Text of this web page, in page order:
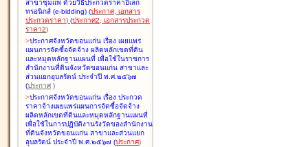
สาขาชุมแพ ด้วยวิธีประกวดราคาอิเล็ก
ทรอนิกส์ (e-bidding) (ประกาศ, เอกสาร
ประกวดราคา) (ประกาศ2, เอกสารประกวด
ราคา2)
>ประกาศจังหวัดขอนแก่น เรื่อง เผยแพร่
แผนการจัดซื้อจัดจ้าง ผลิตหลักเขตที่ดิน
และหมุดหลักฐานแผนที่ เพื่อใช้ในราชการ
สำนักงานที่ดินจังหวัดขอนแก่น สาขาและ
ส่วนแยกอุบลรัตน์ ประจำปี พ.ศ.๒๕๖๗
(ประกาศ )
>ประกาศจังหวัดขอนแก่น เรื่อง ประกวด
ราคาจ้างเผยแพร่แผนการจัดซื้อจัดจ้าง
ผลิตหลักเขตที่ดินและหมุดหลักฐานแผนที่
เพื่อใช้ในการปฏิบัติงานรังวัดของสำนักงาน
ที่ดินจังหวัดขอนแก่น สาขาและส่วนแยก
อุบลรัตน์ ประจำปี พ.ศ.๒๕๖๗ (ประกาศ)